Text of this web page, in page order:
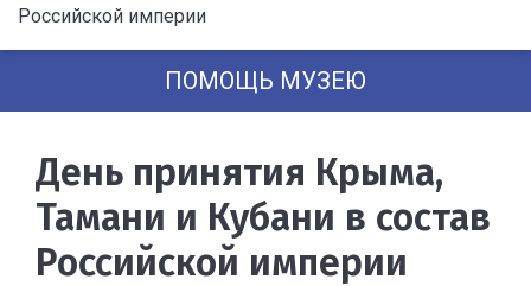
Российской империи
ПОМОЩЬ МУЗЕЮ
День принятия Крыма,
Тамани и Кубани в состав
Российской империи